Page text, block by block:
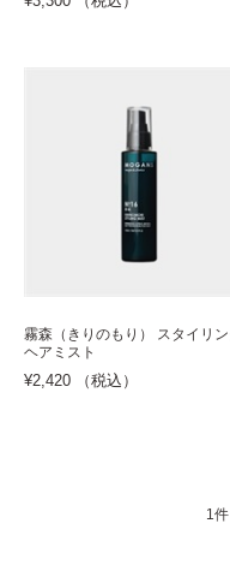
霧森（きりのもり） スタイリ
ヘアミスト
¥2,420 （税込）
1